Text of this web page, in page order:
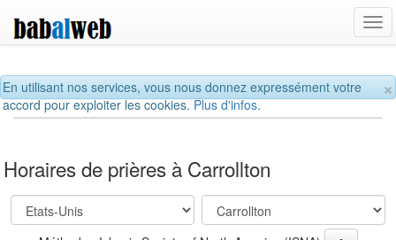
×
En utilisant nos services, vous nous donnez expressément votre
accord pour exploiter les cookies.Plus d'infos.
Horaires de prières à Carrollton